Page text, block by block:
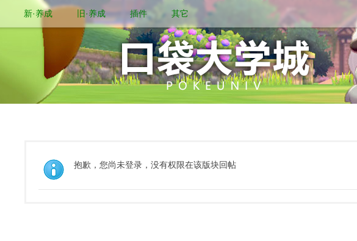
新·养成 旧·养成 插件 其它
抱歉，您尚未登录，没有权限在该版块回帖